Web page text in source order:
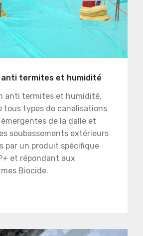
anti termites et humidité
anti termites et humidité,
tous types de canalisations
de la dalle et
soubassements extérieurs
par un produit spécifique
et répondant aux
Biocide.